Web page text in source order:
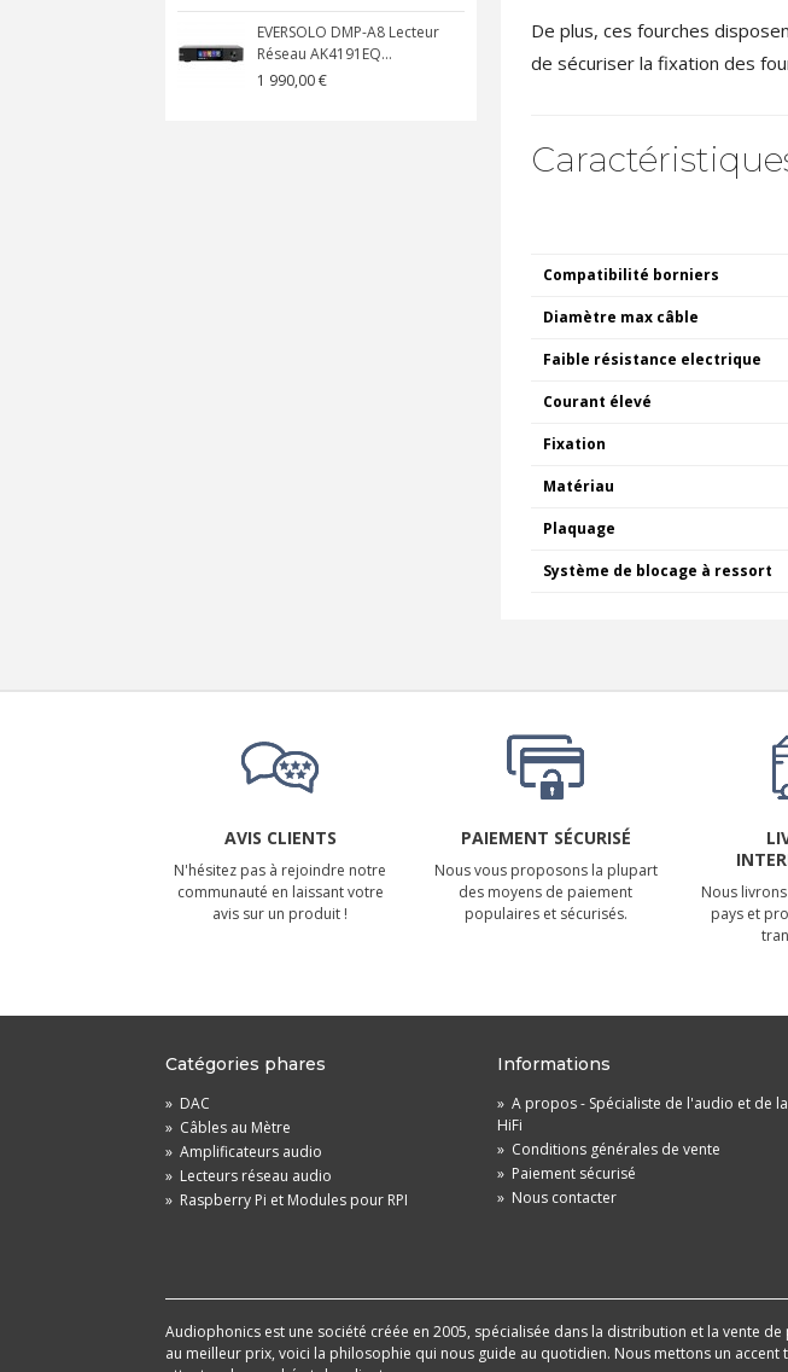
EVERSOLO DMP-A8 Lecteur
Réseau AK4191EQ...
1 990,00 €
LUXSIN X9 DAC Amplificateur
Casque AK4191 +...
De plus, ces fourches
de sécuriser la fixation des
Compatibilité borniers
Diamètre max câble
Faible résistance electrique
Courant élevé
Fixation
Matériau
Plaquage
Système de blocage à ressort
AVIS CLIENTS
N'hésitez pas à rejoindre notre
communauté en laissant votre
avis sur un produit !
PAIEMENT SÉCURISÉ
Nous vous proposons la plupart
des moyens de paiement
populaires et sécurisés.
Nous
pays et
Catégories phares
» DAC
» Câbles au Mètre
» Amplificateurs audio
» Lecteurs réseau audio
» Raspberry Pi et Modules pour RPI
Informations
» A propos - Spécialiste de l'audio et de la
HiFi
» Conditions générales de vente
» Paiement sécurisé
» Nous contacter
Audiophonics est une société créée en 2005, spécialisée dans la distribution et la vente
au meilleur prix, voici la philosophie qui nous guide au quotidien. Nous mettons un